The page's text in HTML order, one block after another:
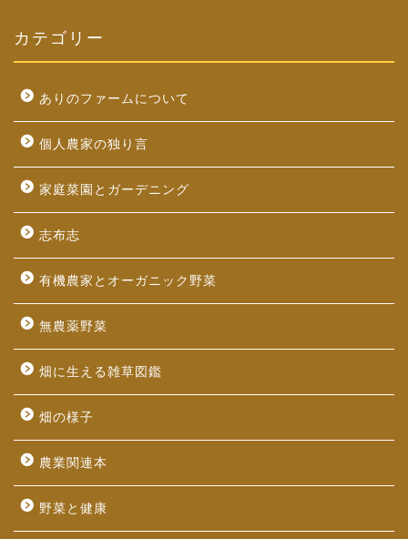
カテゴリー
ありのファームについて
個人農家の独り言
家庭菜園とガーデニング
志布志
有機農家とオーガニック野菜
無農薬野菜
畑に生える雑草図鑑
畑の様子
農業関連本
野菜と健康